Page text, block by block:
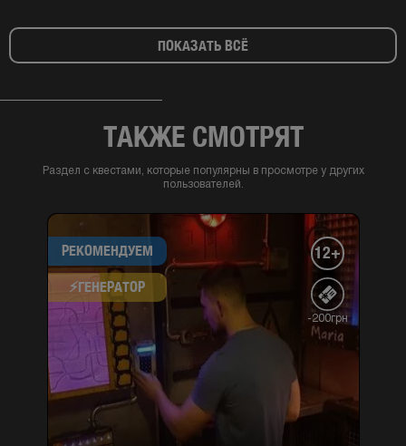
ПОКАЗАТЬ ВСЁ
ТАКЖЕ СМОТРЯТ
Раздел с квестами, которые популярны в просмотре у других
пользователей.
РЕКОМЕНДУЕМ
⚡​ГЕНЕРАТОР
12+
-200грн